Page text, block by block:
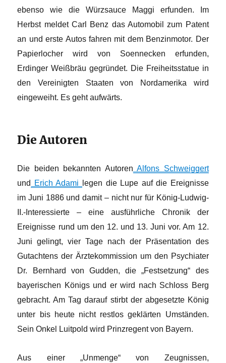
ebenso wie die Würzsauce Maggi erfunden. Im
Herbst meldet Carl Benz das Automobil zum Patent
an und erste Autos fahren mit dem Benzinmotor. Der
Papierlocher wird von Soennecken erfunden,
Erdinger Weißbräu gegründet. Die Freiheitsstatue in
den Vereinigten Staaten von Nordamerika wird
eingeweiht. Es geht aufwärts.
Die Autoren
Die beiden bekannten Autoren Alfons Schweiggert
und
Erich Adami
legen die Lupe auf die Ereignisse
im Juni 1886 und damit – nicht nur für König-Ludwig-
II.-Interessierte – eine ausführliche Chronik der
Ereignisse rund um den 12. und 13. Juni vor. Am 12.
Juni gelingt, vier Tage nach der Präsentation des
Gutachtens der Ärztekommission um den Psychiater
Dr. Bernhard von Gudden, die „Festsetzung“ des
bayerischen Königs und er wird nach Schloss Berg
gebracht. Am Tag darauf stirbt der abgesetzte König
unter bis heute nicht restlos geklärten Umständen.
Sein Onkel Luitpold wird Prinzregent von Bayern.
Aus einer „Unmenge“ von Zeugnissen,